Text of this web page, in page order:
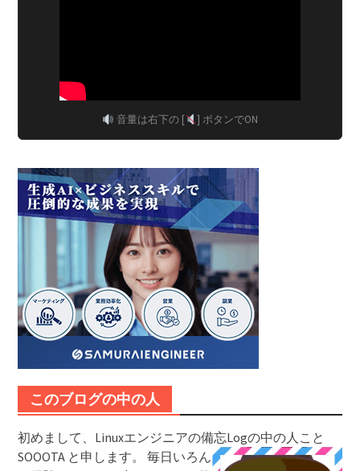
音量は右下の [ ] ボタンでON
このブログの中の人
初めまして、Linuxエンジニアの備忘Logの中の人こと
SOOOTA と申します。 毎日いろん